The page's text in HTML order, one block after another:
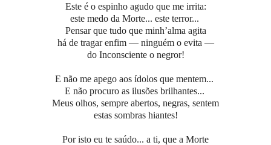
Este é o espinho agudo que me irrita:
este medo da Morte... este terror...
Pensar que tudo que minh’alma agita
há de tragar enfim — ninguém o evita —
do Inconsciente o negror!
E não me apego aos ídolos que mentem...
E não procuro as ilusões brilhantes...
Meus olhos, sempre abertos, negras, sentem
estas sombras hiantes!
Por isto eu te saúdo... a ti, que a Morte